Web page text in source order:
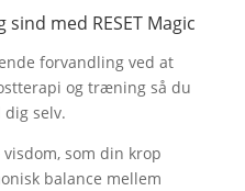
sind med RESET Magic
forvandling ved at
og træning så du
selv.
som din krop
balance mellem